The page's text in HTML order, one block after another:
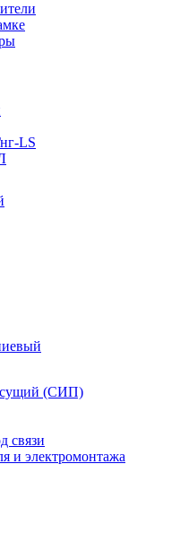
LS
(СИП)
связи
и электромонтажа